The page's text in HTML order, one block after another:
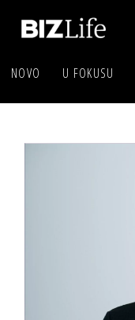
NOVO U FOKUSU